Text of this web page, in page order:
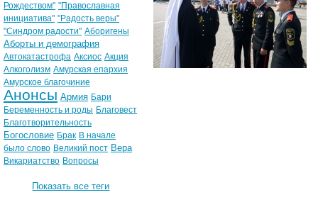
Рождеством" "Православная
инициатива" "Радость веры"
"Синдром радости" Аборигены
Аборты и демография
Автокатастрофа Аксиос Акция
Алкоголизм Амурская епархия
Амурское благочиние
Анонсы Армия Бари
Беременность и роды Благовест
Благотворительность
Богословие Брак В начале
было слово Великий пост Вера
Викариатство Вопросы
Показать все теги